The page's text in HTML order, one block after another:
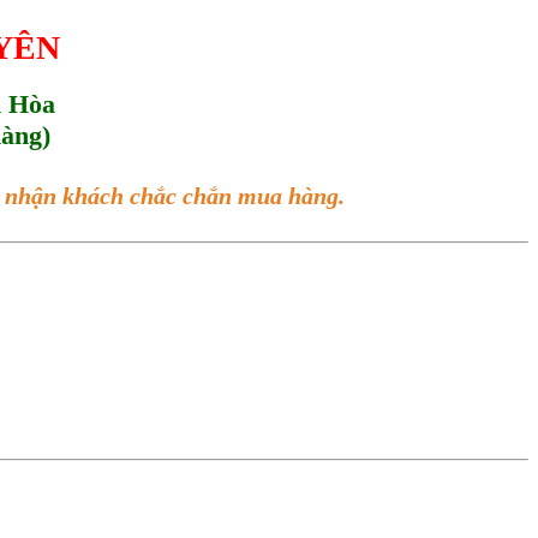
Hòa
khách chắc chắn mua hàng.